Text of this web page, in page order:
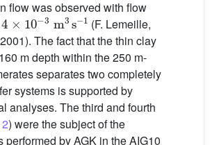
flow was observed with flow
4 ×10-3m3s-1
(F. Lemeille,
The fact that the thin clay
m depth within the 250 m-
separates two completely
systems is supported by
analyses. The third and fourth
) were the subject of the
performed by AGK in the AIG10